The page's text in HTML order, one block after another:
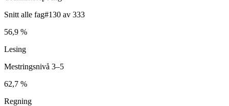
Snitt alle fag#130 av 333
56,9 %
Lesing
Mestringsnivå 3–5
62,7 %
Regning